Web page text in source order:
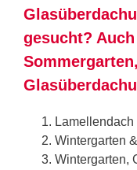
gesucht?
Wintergarten
Wintergarten,